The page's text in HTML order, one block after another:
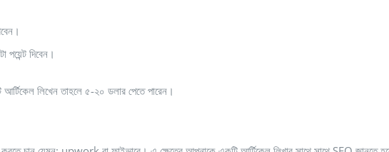
দিবেন।
লিখেন তাহলে ৫-২০ ডলার পেতে পারেন।